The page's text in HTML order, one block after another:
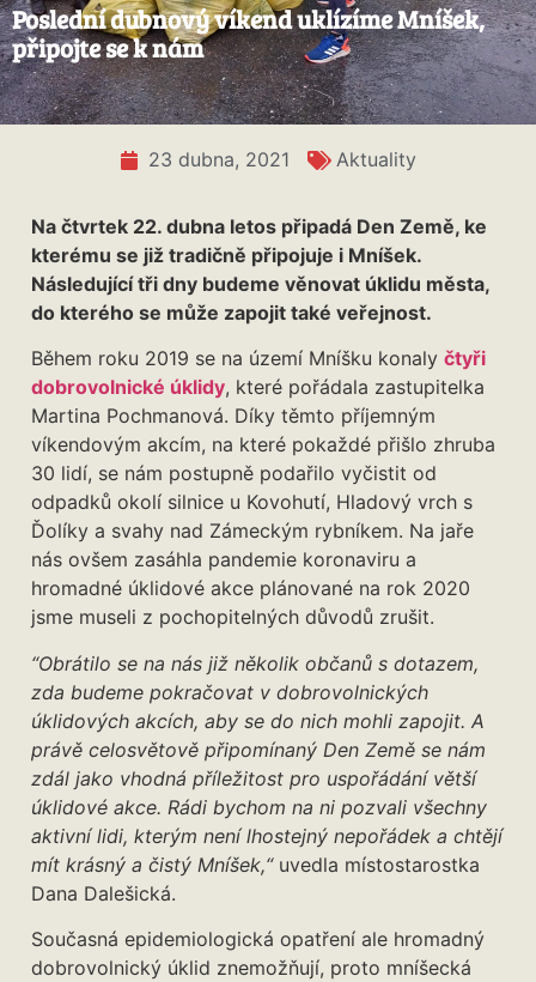
Poslední dubnový víkend uklízíme Mníšek,
připojte se k nám
23 dubna, 2021 Aktuality
Na čtvrtek 22. dubna letos připadá Den Země, ke
kterému se již tradičně připojuje i Mníšek.
Následující tři dny budeme věnovat úklidu města,
do kterého se může zapojit také veřejnost.
Během roku 2019 se na území Mníšku konaly čtyři
dobrovolnické úklidy, které pořádala zastupitelka
Martina Pochmanová. Díky těmto příjemným
víkendovým akcím, na které pokaždé přišlo zhruba
30 lidí, se nám postupně podařilo vyčistit od
odpadků okolí silnice u Kovohutí, Hladový vrch s
Ďolíky a svahy nad Zámeckým rybníkem. Na jaře
nás ovšem zasáhla pandemie koronaviru a
hromadné úklidové akce plánované na rok 2020
jsme museli z pochopitelných důvodů zrušit.
“Obrátilo se na nás již několik občanů s dotazem,
zda budeme pokračovat v dobrovolnických
úklidových akcích, aby se do nich mohli zapojit. A
právě celosvětově připomínaný Den Země se nám
zdál jako vhodná příležitost pro uspořádání větší
úklidové akce. Rádi bychom na ni pozvali všechny
aktivní lidi, kterým není lhostejný nepořádek a chtějí
mít krásný a čistý Mníšek,“uvedla místostarostka
Dana Dalešická.
Současná epidemiologická opatření ale hromadný
dobrovolnický úklid znemožňují, proto mníšecká